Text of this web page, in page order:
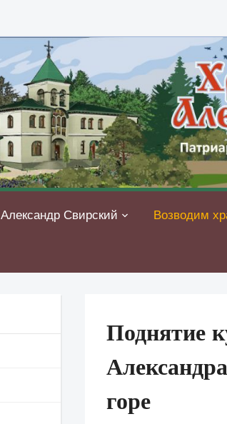
Александр Свирский Возводим
Поднятие
горе